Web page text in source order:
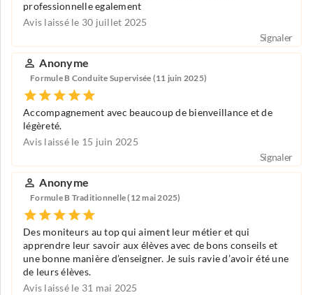
professionnelle egalement
Avis laissé le 30 juillet 2025
Signaler
Anonyme
Formule B Conduite Supervisée (11 juin 2025)
Accompagnement avec beaucoup de bienveillance et de
légèreté.
Avis laissé le 15 juin 2025
Signaler
Anonyme
Formule B Traditionnelle (12 mai 2025)
Des moniteurs au top qui aiment leur métier et qui
apprendre leur savoir aux élèves avec de bons conseils et
une bonne manière d’enseigner. Je suis ravie d’avoir été une
de leurs élèves.
Avis laissé le 31 mai 2025